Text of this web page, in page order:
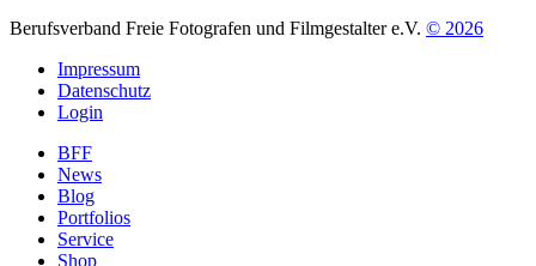
Berufsverband Freie Fotografen und Filmgestalter e.V. © 2026
Impressum
Datenschutz
Login
BFF
News
Blog
Portfolios
Service
Shop